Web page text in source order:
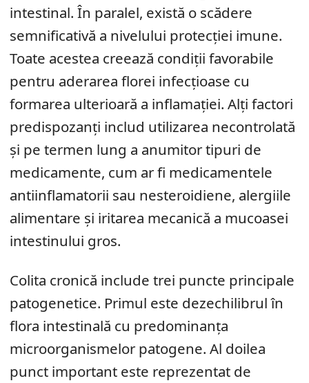
intestinal. În paralel, există o scădere
semnificativă a nivelului protecției imune.
Toate acestea creează condiții favorabile
pentru aderarea florei infecțioase cu
formarea ulterioară a inflamației. Alți factori
predispozanți includ utilizarea necontrolată
și pe termen lung a anumitor tipuri de
medicamente, cum ar fi medicamentele
antiinflamatorii sau nesteroidiene, alergiile
alimentare și iritarea mecanică a mucoasei
intestinului gros.
Colita cronică include trei puncte principale
patogenetice. Primul este dezechilibrul în
flora intestinală cu predominanța
microorganismelor patogene. Al doilea
punct important este reprezentat de